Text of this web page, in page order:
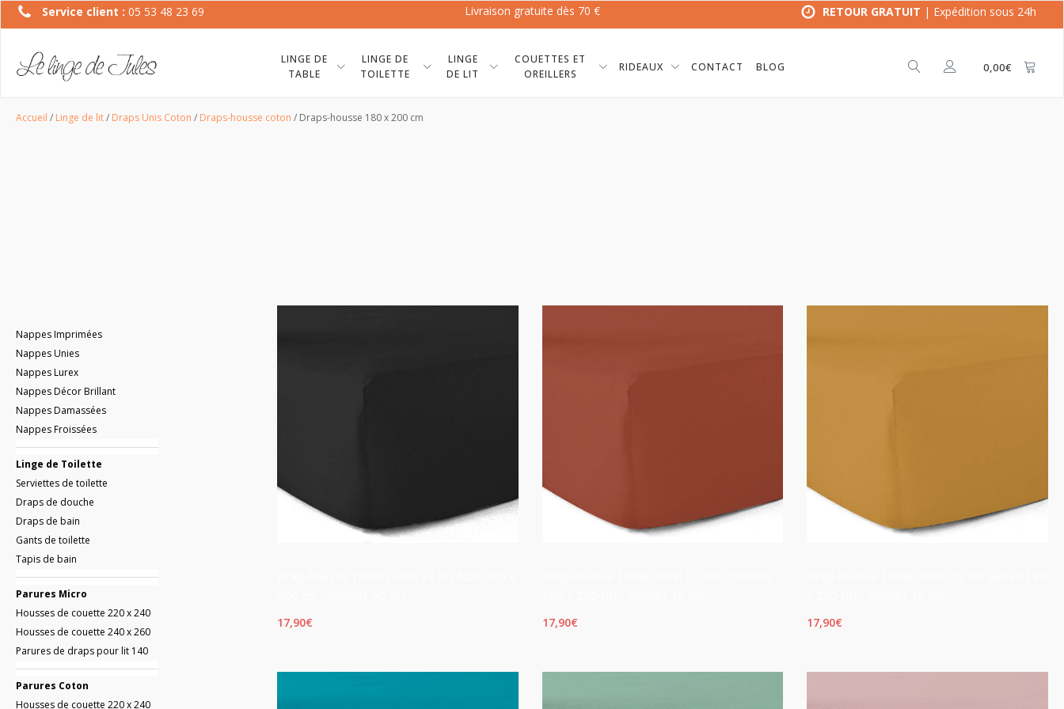
Service client : 05 53 48 23 69 Livraison gratuite dès 70 € RETOUR GRATUIT | Expédition sous 24h
LINGE DE
TABLE
LINGE DE
TOILETTE
LINGE
DE LIT
COUETTES ET
OREILLERS
RIDEAUX CONTACT BLOG 0,00€
Accueil / Linge de lit/ Draps Unis Coton / Draps-housse coton / Draps-housse 180 x 200 cm
Nappes Imprimées
Nappes Unies
Nappes Lurex
Nappes Décor Brillant
Nappes Damassées
Nappes Froissées
Linge de Toilette
Serviettes de toilette
Draps de douche
Draps de bain
Gants de toilette
Tapis de bain
Parures Micro
Housses de couette 220 x 240
Housses de couette 240 x 260
Parures de draps pour lit 140
Parures Coton
Housses de couette 220 x 240
17,90€ 17,90€ 17,90€